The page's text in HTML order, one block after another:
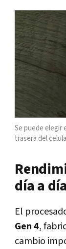
Se puede elegir
trasera del
día a
El
Gen 4,
cambio